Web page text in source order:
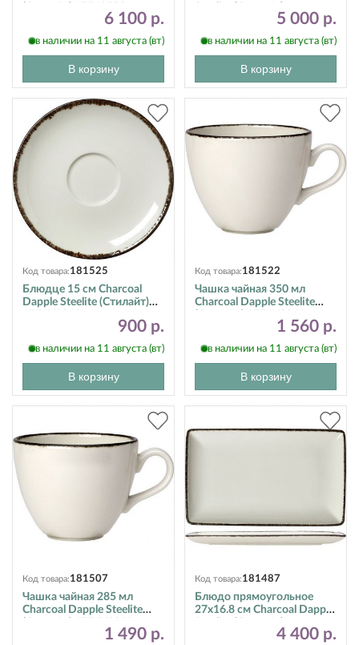
6 100 р.
в наличии на 11 августа (вт)
В корзину
5 000 р.
в наличии на 11 августа (вт)
В корзину
Код товара:181525
Блюдце 15 см Charcoal
Dapple Steelite (Стилайт)
900 р.
в наличии на 11 августа (вт)
В корзину
Код товара:181522
Чашка чайная 350 мл
Charcoal Dapple Steelite
1 560 р.
в наличии на 11 августа (вт)
В корзину
Код товара:181507
Чашка чайная 285 мл
Charcoal Dapple Steelite
1 490 р.
Код товара:181487
Блюдо прямоугольное
27х16.8 см Charcoal Dapple
4 400 р.